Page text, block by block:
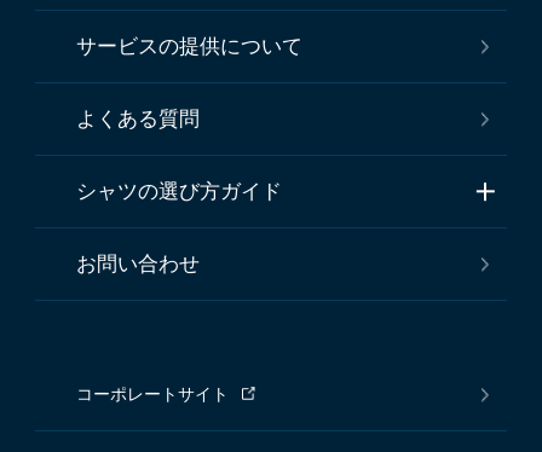
サービスの提供について
よくある質問
シャツの選び方ガイド
お問い合わせ
コーポレートサイト